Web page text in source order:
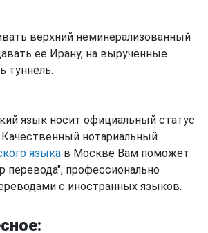
верхний неминерализованный
ее Ирану, на вырученные
туннель.
язык носит официальный статус
нотариальный
языка в Москве Вам поможет
перевода", профессионально
с иностранных языков.